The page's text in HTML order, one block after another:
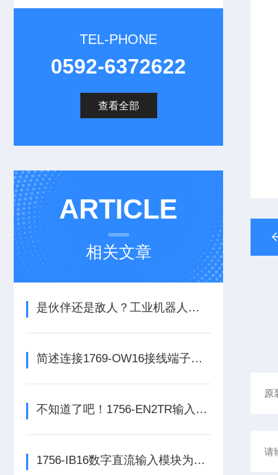
TEL-PHONE
0592-6372622
查看全部
ARTICLE
相关文章
是伙伴还是敌人？工业机器人的未来之路
简述连接1769-OW16接线端子所需要注意的事项
不知道了吧！1756-EN2TR输入模块是数控系统动力的保障
1756-IB16数字直流输入模块为整个自动化系统提供精准的数据支撑